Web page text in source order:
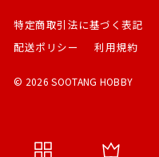
© 2026 SOOTANG HOBBY
特定商取引法に基づく表記
配送ポリシー
利用規約